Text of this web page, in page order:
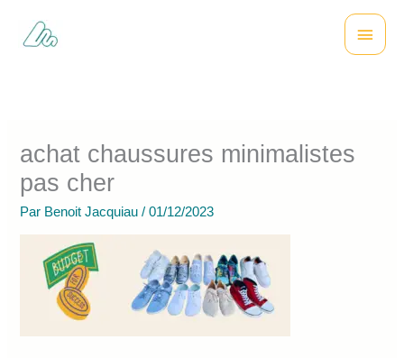
contenu
Menu
achat chaussures minimalistes
pas cher
Par Benoit Jacquiau/01/12/2023